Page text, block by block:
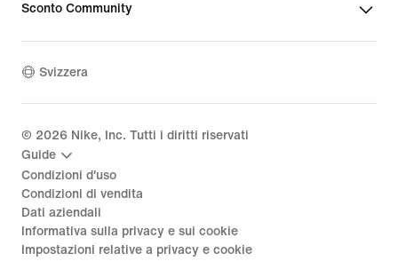
Sconto Community
Svizzera
© 2026 Nike, Inc. Tutti i diritti riservati
Guide
Condizioni d'uso
Condizioni di vendita
Dati aziendali
Informativa sulla privacy e sui cookie
Impostazioni relative a privacy e cookie